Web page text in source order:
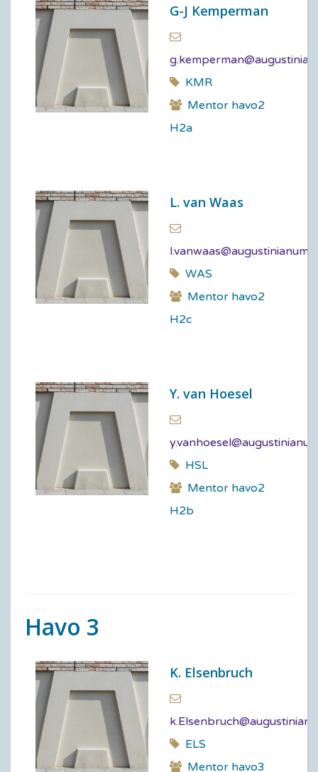
G-J Kemperman
KMR
Mentor havo2
H2a
L. van Waas
WAS
Mentor havo2
H2c
Y. van Hoesel
HSL
Mentor havo2
H2b
Havo 3
K. Elsenbruch
ELS
Mentor havo3